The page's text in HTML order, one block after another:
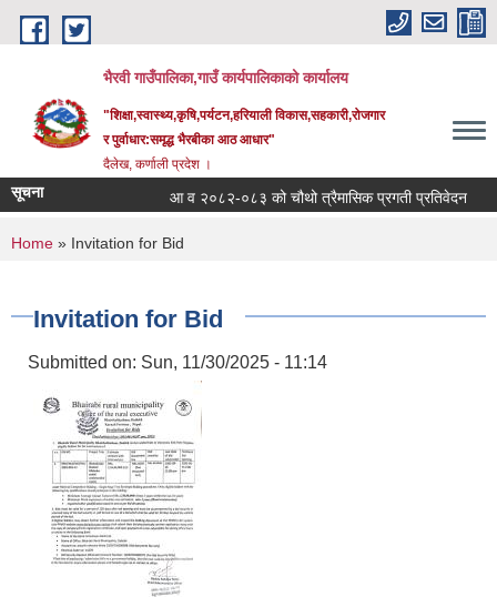
Skip to main content
भैरवी गाउँपालिका,गाउँ कार्यपालिकाको कार्यालय
"शिक्षा,स्वास्थ्य,कृषि,पर्यटन,हरियाली विकास,सहकारी,रोजगार
र पुर्वाधार:समृद्ध भैरबीका आठ आधार"
दैलेख, कर्णाली प्रदेश ।
सूचना आ व २०८२-०८३ को चौथो त्रैमासिक प्रगती प्रतिवेदन
You are here
Home » Invitation for Bid
Invitation for Bid
Submitted on: Sun, 11/30/2025 - 11:14